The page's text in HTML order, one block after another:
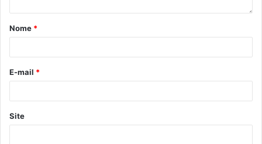
Nome *
E-mail *
Site